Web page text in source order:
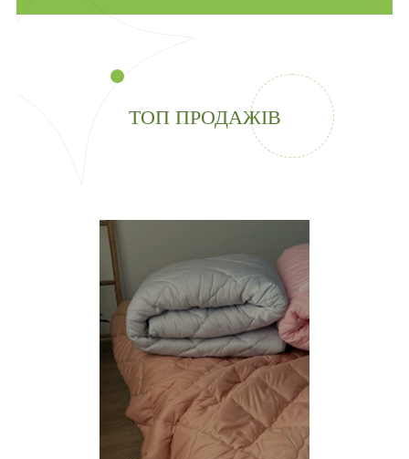
ТОП ПРОДАЖІВ